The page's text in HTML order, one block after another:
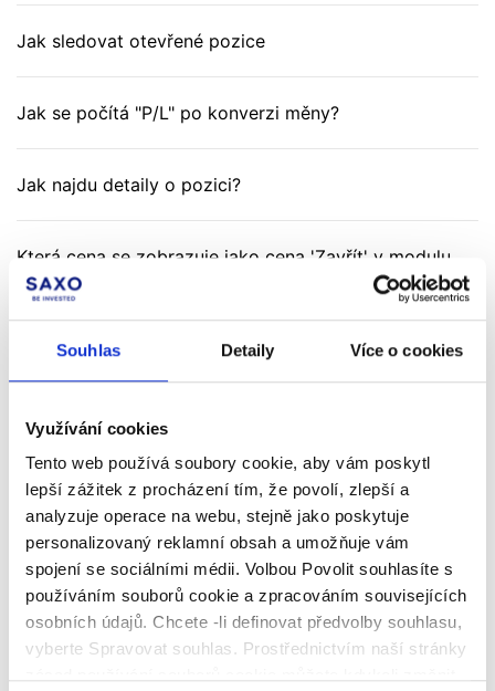
Souhlas Detaily Více o cookies
Využívání cookies
Tento web používá soubory cookie, aby vám poskytl
lepší zážitek z procházení tím, že povolí, zlepší a
analyzuje operace na webu, stejně jako poskytuje
personalizovaný reklamní obsah a umožňuje vám
spojení se sociálními médii. Volbou Povolit souhlasíte s
používáním souborů cookie a zpracováním souvisejících
osobních údajů. Chcete -li definovat předvolby souhlasu,
vyberte Spravovat souhlas. Prostřednictvím naší stránky
Jak sledovat otevřené pozice
Jak se počítá "P/L" po konverzi měny?
Jak najdu detaily o pozici?
Která cena se zobrazuje jako cena 'Zavřít' v modulu
'Pozice'?
Jak sledovat aktivní pokyny
Jak uzavřít nebo zredukovat pozici?
Jak zrušit pokyn?
V jakých případech můžou být moje příkazy zrušeny
ze strany Saxo Bank?